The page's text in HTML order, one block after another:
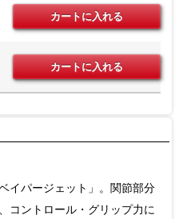
イパージェット」。関節部分
コントロール・グリップ力に